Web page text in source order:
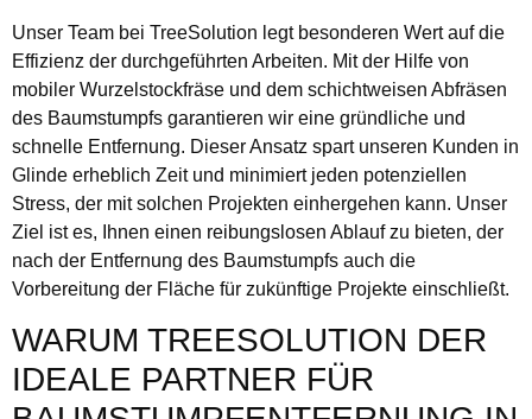
Unser Team bei TreeSolution legt besonderen Wert auf die
Effizienz der durchgeführten Arbeiten. Mit der Hilfe von
mobiler Wurzelstockfräse und dem schichtweisen Abfräsen
des Baumstumpfs garantieren wir eine gründliche und
schnelle Entfernung. Dieser Ansatz spart unseren Kunden in
Glinde erheblich Zeit und minimiert jeden potenziellen
Stress, der mit solchen Projekten einhergehen kann. Unser
Ziel ist es, Ihnen einen reibungslosen Ablauf zu bieten, der
nach der Entfernung des Baumstumpfs auch die
Vorbereitung der Fläche für zukünftige Projekte einschließt.
WARUM TREESOLUTION DER
IDEALE PARTNER FÜR